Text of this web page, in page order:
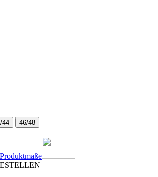
44 46/48